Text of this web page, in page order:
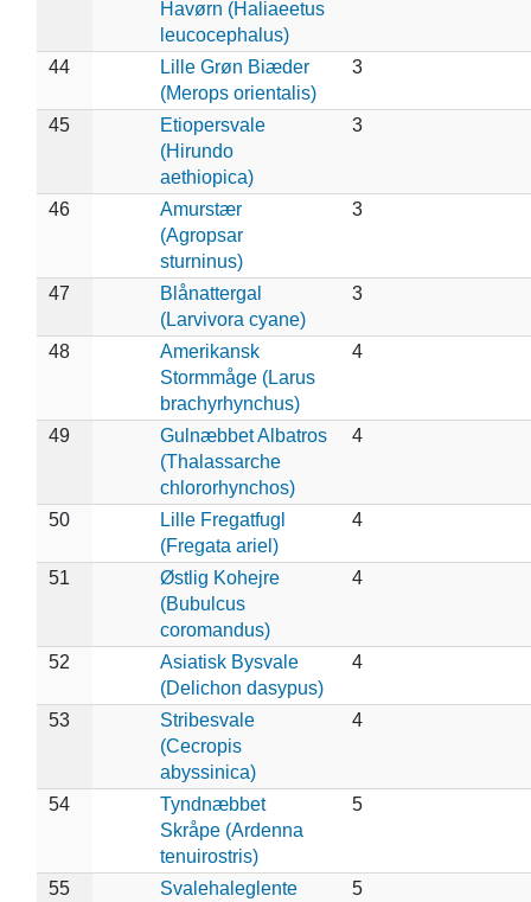
Havørn (Haliaeetus
leucocephalus)
44
Lille Grøn Biæder
(Merops orientalis)
3
45
Etiopersvale
(Hirundo
aethiopica)
3
46
Amurstær
(Agropsar
sturninus)
3
47
Blånattergal
(Larvivora cyane)
3
48
Amerikansk
Stormmåge (Larus
brachyrhynchus)
4
49
Gulnæbbet Albatros
(Thalassarche
chlororhynchos)
4
50
Lille Fregatfugl
(Fregata ariel)
4
51
Østlig Kohejre
(Bubulcus
coromandus)
4
52
Asiatisk Bysvale
(Delichon dasypus)
4
53
Stribesvale
(Cecropis
abyssinica)
4
54
Tyndnæbbet
Skråpe (Ardenna
tenuirostris)
5
55
Svalehaleglente
5